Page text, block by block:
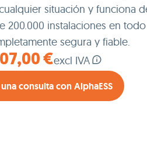
€excl IVA
situación y funciona
200.000 instalaciones en
segura y fiable.
consulta con AlphaESS